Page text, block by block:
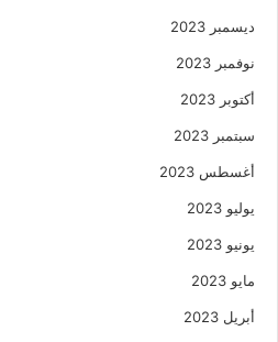
ديسمبر 2023
نوفمبر 2023
أكتوبر 2023
سبتمبر 2023
أغسطس 2023
يوليو 2023
يونيو 2023
مايو 2023
أبريل 2023